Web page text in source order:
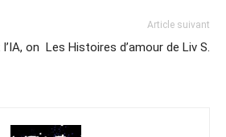
on
Article suivant
Les Histoires d’amour de Liv S.